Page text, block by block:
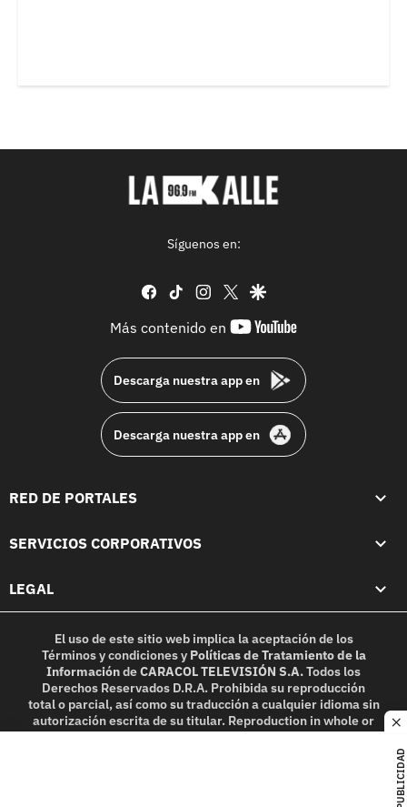
PUBLICIDAD
Síguenos en:
facebook
tiktok instagram
twittergoogle
Más contenido en
youtube-
Descarga nuestra app en
Descarga nuestra app en
RED DE PORTALES
SERVICIOS CORPORATIVOS
LEGAL
El uso de este sitio web implica la aceptación de los
Términos y condicionesy Políticas de Tratamiento de la
InformacióndeCARACOL TELEVISIÓN S.A.Todos los
Derechos Reservados D.R.A. Prohibida su reproducción
total o parcial, así como su traducción a cualquier idioma sin
autorización escrita de su titular. Reproduction in whole or